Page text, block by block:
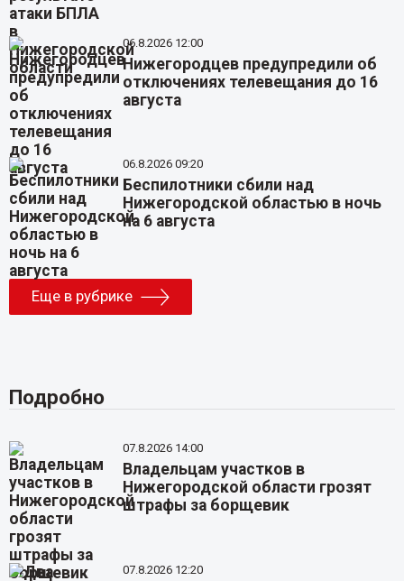
06.8.2026 12:00
Нижегородцев предупредили об
отключениях телевещания до 16
августа
06.8.2026 09:20
Беспилотники сбили над
Нижегородской областью в ночь
на 6 августа
Еще в рубрике
Подробно
07.8.2026 14:00
Владельцам участков в
Нижегородской области грозят
штрафы за борщевик
07.8.2026 12:20